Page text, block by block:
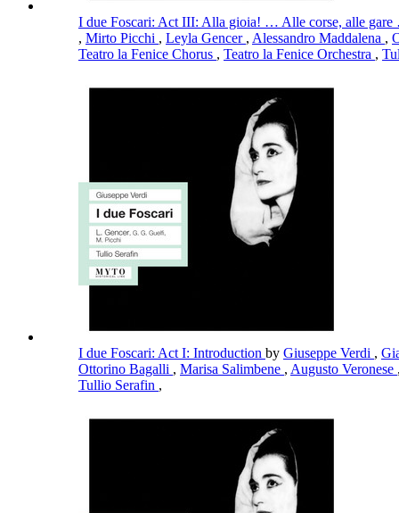
I due Foscari: Act III: Alla gioia! … Alle corse, alle
, Mirto Picchi , Leyla Gencer , Alessandro Maddalena ,
Teatro la Fenice Chorus , Teatro la Fenice Orchestra ,
I due Foscari: Act I: Introduction by Giuseppe Verdi ,
Ottorino Bagalli , Marisa Salimbene , Augusto Veronese
Tullio Serafin ,